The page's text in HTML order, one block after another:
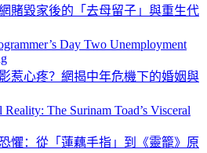
賭毀家後的「去母留子」與重生代
Day Two Unemployment
惹心疼？網揭中年危機下的婚姻與
The Surinam Toad’s Visceral
懼：從「蓮藕手指」到《靈籠》原